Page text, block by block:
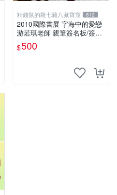
精錢鼠的雜七雜八藏寶窟 812
2010國際書展 字海中的愛戀
游若琪老師 親筆簽名板/簽名
版 金筆
$500